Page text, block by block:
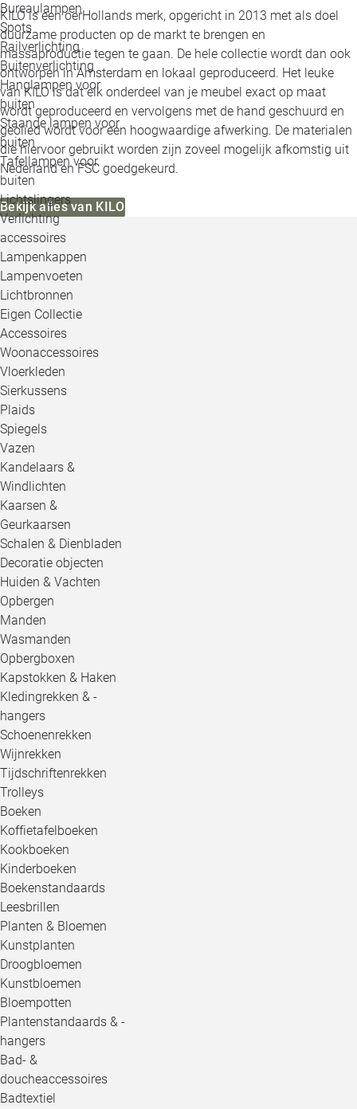
Bureaulampen
Spots
Railverlichting
Buitenverlichting
Hanglampen voor
buiten
Staande lampen voor
buiten
Tafellampen voor
buiten
Lichtslingers
Verlichting
accessoires
Lampenkappen
Lampenvoeten
Lichtbronnen
Eigen Collectie
Accessoires
Woonaccessoires
Vloerkleden
Sierkussens
Plaids
Spiegels
Vazen
Kandelaars &
Windlichten
Kaarsen &
Geurkaarsen
Schalen & Dienbladen
Decoratie objecten
Huiden & Vachten
Opbergen
Manden
Wasmanden
Opbergboxen
Kapstokken & Haken
Kledingrekken & -
hangers
Schoenenrekken
Wijnrekken
Tijdschriftenrekken
Trolleys
Boeken
Koffietafelboeken
Kookboeken
Kinderboeken
Boekenstandaards
Leesbrillen
Planten & Bloemen
Kunstplanten
Droogbloemen
Kunstbloemen
Bloempotten
Plantenstandaards & -
hangers
Bad- &
doucheaccessoires
Badtextiel
KILO is een oerHollands merk, opgericht in 2013 met als doel
duurzame producten op de markt te brengen en
massaproductie tegen te gaan. De hele collectie wordt dan ook
ontworpen in Amsterdam en lokaal geproduceerd. Het leuke
van KILO is dat elk onderdeel van je meubel exact op maat
wordt geproduceerd en vervolgens met de hand geschuurd en
geolied wordt voor een hoogwaardige afwerking. De materialen
die hiervoor gebruikt worden zijn zoveel mogelijk afkomstig uit
Nederland en FSC goedgekeurd.
Bekijk alles van KILO